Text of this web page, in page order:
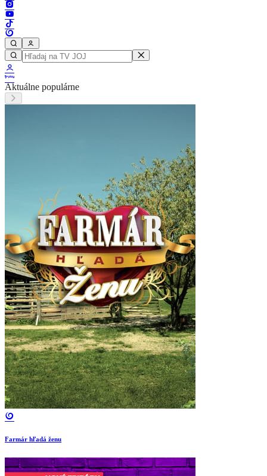
Aktuálne populárne
Farmár hľadá ženu